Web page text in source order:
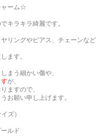
ャーム☆
キラキラ綺麗です。
リングやピアス、チェーンなど
ます。
まう細かい傷や、
が、
ますので、
お願い申し上げます。
ズ）
ルド